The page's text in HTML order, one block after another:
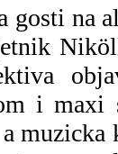
gosti na
i maxi